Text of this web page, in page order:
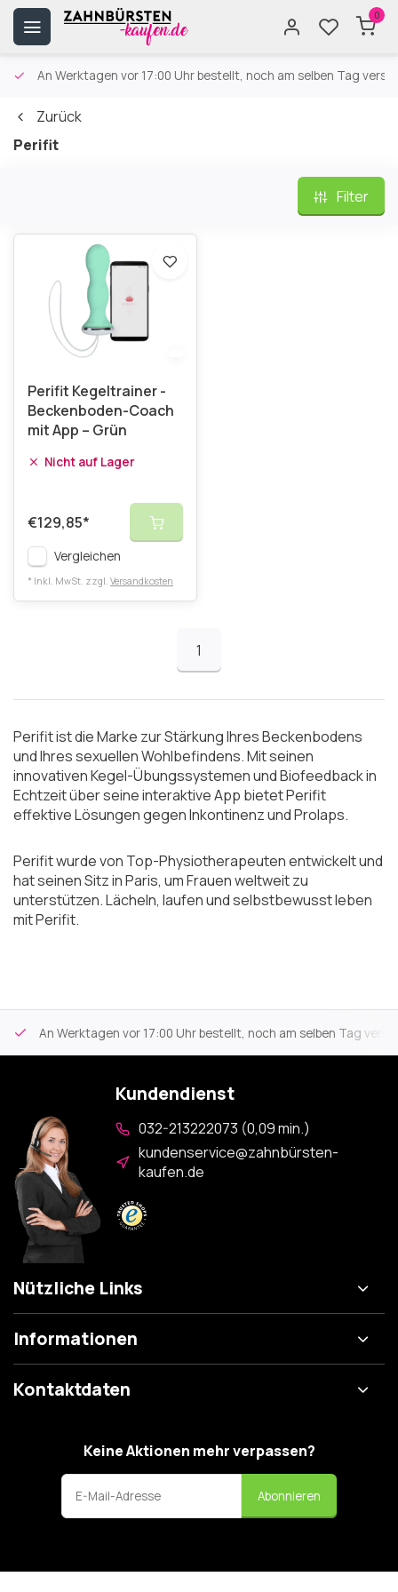
0
An Werktagen vor 17:00 Uhr bestellt, noch am selben Tag
Zurück
Perifit
Filter
Perifit Kegeltrainer -
Beckenboden-Coach
mit App – Grün
Nicht auf Lager
€129,85*
Vergleichen
* Inkl. MwSt. zzgl. Versandkosten
1
Perifit ist die Marke zur Stärkung Ihres Beckenbodens
und Ihres sexuellen Wohlbefindens. Mit seinen
innovativen Kegel-Übungssystemen und Biofeedback in
Echtzeit über seine interaktive App bietet Perifit
effektive Lösungen gegen Inkontinenz und Prolaps.
Perifit wurde von Top-Physiotherapeuten entwickelt und
hat seinen Sitz in Paris, um Frauen weltweit zu
unterstützen. Lächeln, laufen und selbstbewusst leben
mit Perifit.
An Werktagen vor 17:00 Uhr bestellt, noch am selben Tag
Kundendienst
032-213222073 (0,09 min.)
kundenservice@zahnbürsten-
kaufen.de
Nützliche Links
Informationen
Kontaktdaten
Keine Aktionen mehr verpassen?
Abonnieren